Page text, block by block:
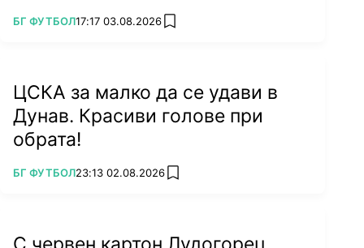
ПОВЕЧЕ ОТ
БГ ФУТБОЛ17:17 03.08.2026 add favorites
ЦСКА за малко да се удави в
Дунав. Красиви голове при
обрата!
ПОВЕЧЕ ОТ
БГ ФУТБОЛ23:13 02.08.2026 add favorites